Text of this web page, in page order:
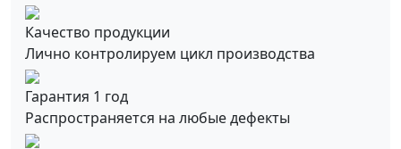
Качество продукции
Лично контролируем цикл производства
Гарантия 1 год
Распространяется на любые дефекты